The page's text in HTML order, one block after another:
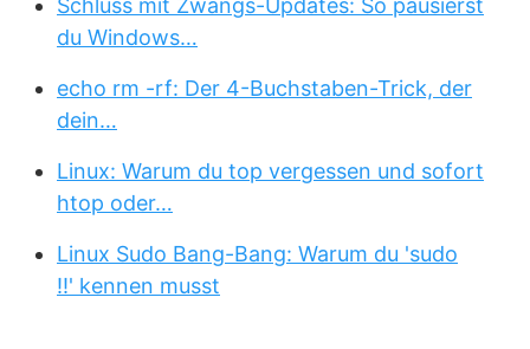
Schluss mit Zwangs-Updates: So pausierst
du Windows…
echo rm -rf: Der 4-Buchstaben-Trick, der
dein…
Linux: Warum du top vergessen und sofort
htop oder…
Linux Sudo Bang-Bang: Warum du 'sudo
!!' kennen musst